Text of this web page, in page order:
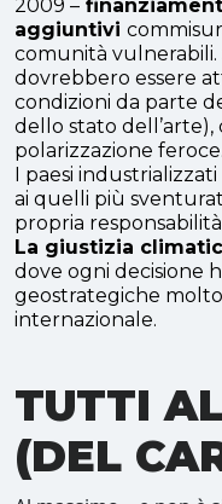
2009 –
aggiuntivi
comunità
dovrebbero essere
condizioni da parte
dello stato dell’arte),
polarizzazione feroce.
I paesi
ai quelli più
propria
La giustizia
dove ogni decisione
geostrategiche
internazionale.
TUTTI
(DEL